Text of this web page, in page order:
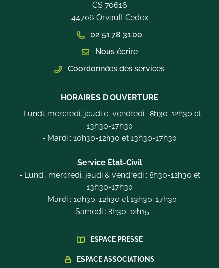
CS 70616
44706 Orvault Cedex
02 51 78 31 00
Nous écrire
Coordonnées des services
HORAIRES D'OUVERTURE
- Lundi, mercredi, jeudi et vendredi : 8h30-12h30 et
13h30-17h30
- Mardi : 10h30-12h30 et 13h30-17h30
Service État-Civil
- Lundi, mercredi, jeudi & vendredi : 8h30-12h30 et
13h30-17h30
- Mardi : 10h30-12h30 et 13h30-17h30
- Samedi : 8h30-12h15
ESPACE PRESSE
ESPACE ASSOCIATIONS